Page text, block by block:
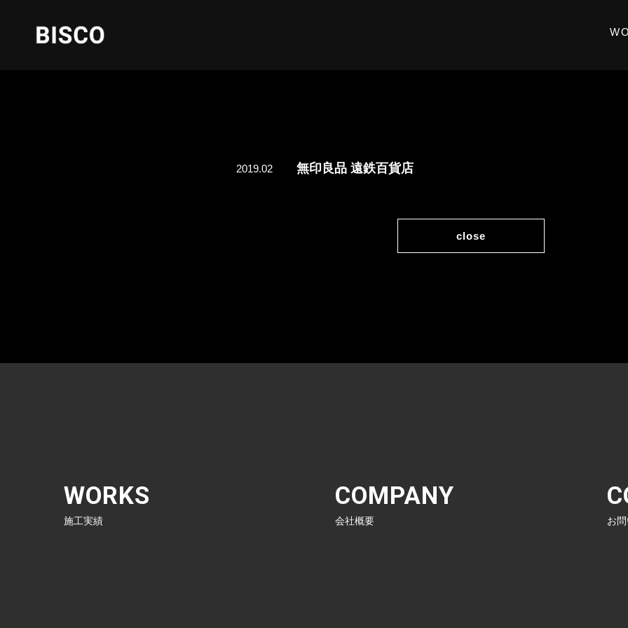
2019.02 無印良品 遠鉄百貨店
close
WORKS
施工実績
COMPANY
会社概要 お